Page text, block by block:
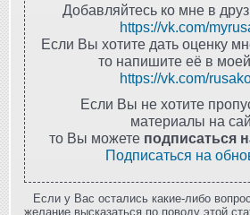
Добавляйтесь ко мне в
https://vk.com/
Если Вы хотите дать оценку
то напишите её в
https://vk.com/
Если Вы не хотите
материалы на
то Вы можете подписаться
Подписаться на
Если у Вас остались какие-либо
желание высказаться по поводу этой